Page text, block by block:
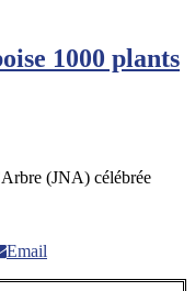
1000 plants
(JNA) célébrée
Email